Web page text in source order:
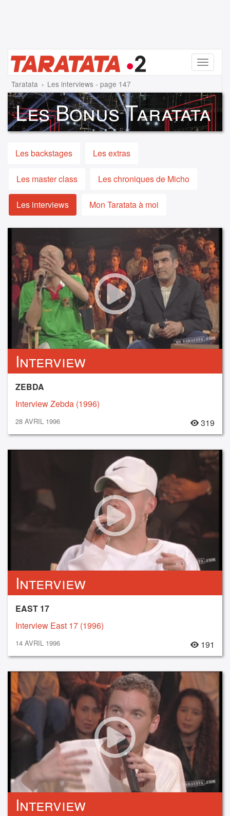
Menu
Taratata Les interviews - page 147
Les Bonus Taratata
Les backstages Les extras
Les master class Les chroniques de Micho
Les interviews Mon Taratata à moi
Interview
ZEBDA
Interview Zebda (1996)
28 AVRIL 1996 319
Interview
EAST 17
Interview East 17 (1996)
14 AVRIL 1996 191
Interview